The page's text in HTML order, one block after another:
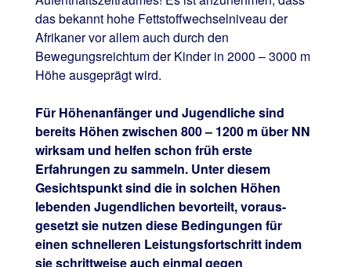
das bekannt hohe Fettstoffwechselniveau der
Afrikaner vor allem auch durch den
Bewegungsreichtum der Kinder in 2000 – 3000 m
Höhe ausgeprägt wird.
Für Höhenanfänger und Jugendliche sind
bereits Höhen zwischen 800 – 1200 m über NN
wirksam und helfen schon früh erste
Erfahrungen zu sammeln. Unter diesem
Gesichtspunkt sind die in solchen Höhen
lebenden Jugendlichen bevorteilt, voraus-
gesetzt sie nutzen diese Bedingungen für
einen schnelleren Leistungsfortschritt indem
sie schrittweise auch einmal gegen